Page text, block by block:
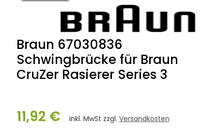
Braun 67030836
Schwingbrücke für Braun
CruZer Rasierer Series 3
11,92 € inkl. MwSt zzgl. Versandkosten